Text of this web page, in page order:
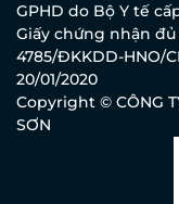
GPHD do Bộ Y tế
Giấy chứng nhận
4785/ĐKKDD-HNO/
20/01/2020
Copyright © CÔNG
SƠN